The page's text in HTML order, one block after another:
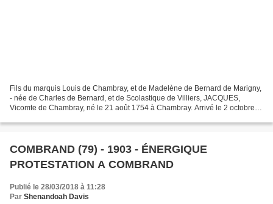
Fils du marquis Louis de Chambray, et de Madelène de Bernard de Marigny,
- née de Charles de Bernard, et de Scolastique de Villiers, JACQUES,
Vicomte de Chambray, né le 21 août 1754 à Chambray. Arrivé le 2 octobre
COMBRAND (79) - 1903 - ÉNERGIQUE
PROTESTATION A COMBRAND
Publié le 28/03/2018 à 11:28
Par Shenandoah Davis